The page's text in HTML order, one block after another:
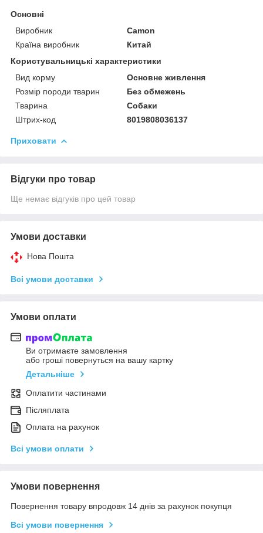
Основні
Виробник
Camon
Країна виробник
Китай
Користувальницькі характеристики
Вид корму
Основне живлення
Розмір породи тварин
Без обмежень
Тварина
Собаки
Штрих-код
8019808036137
Приховати
Відгуки про товар
Ще немає відгуків про цей товар
Умови доставки
Нова Пошта
Всі умови доставки
Умови оплати
Ви отримаєте замовлення
або гроші повернуться на вашу картку
Детальніше
Оплатити частинами
Післяплата
Оплата на рахунок
Всі умови оплати
Умови повернення
Повернення товару впродовж 14 днів за рахунок покупця
Всі умови повернення